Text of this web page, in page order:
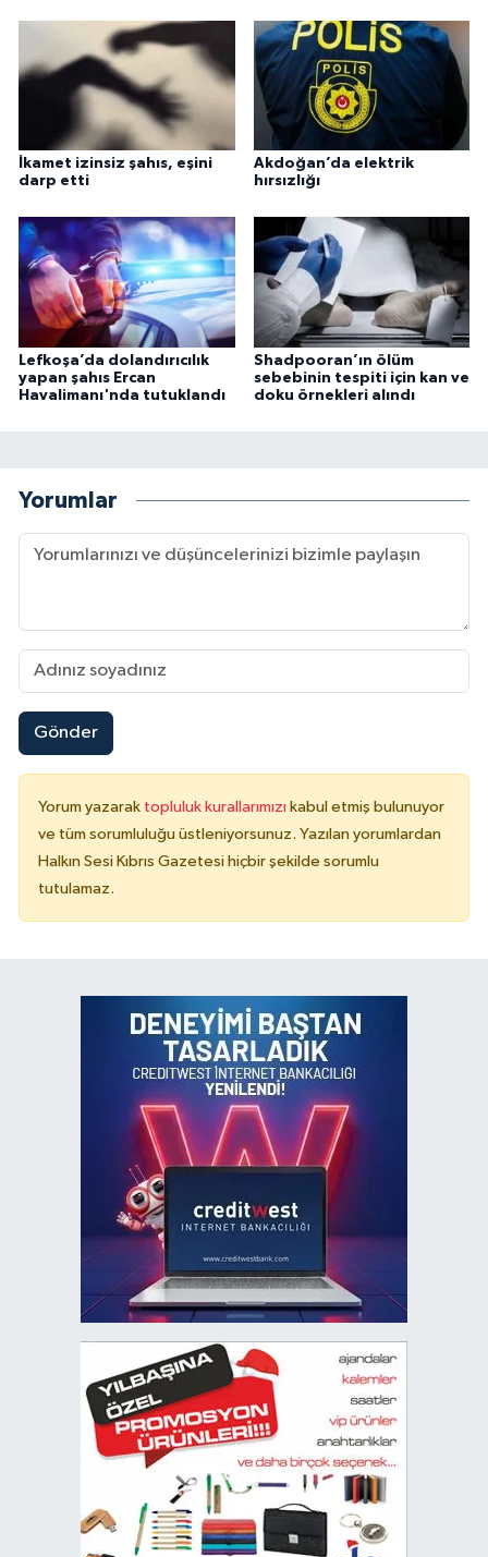
İkamet izinsiz şahıs, eşini
darp etti
Akdoğan’da elektrik
hırsızlığı
Lefkoşa’da dolandırıcılık
yapan şahıs Ercan
Havalimanı'nda tutuklandı
Shadpooran’ın ölüm
sebebinin tespiti için kan ve
doku örnekleri alındı
Yorumlar
Gönder
Yorum yazarak topluluk kurallarımızı kabul etmiş bulunuyor
ve tüm sorumluluğu üstleniyorsunuz. Yazılan yorumlardan
Halkın Sesi Kıbrıs Gazetesi hiçbir şekilde sorumlu
tutulamaz.